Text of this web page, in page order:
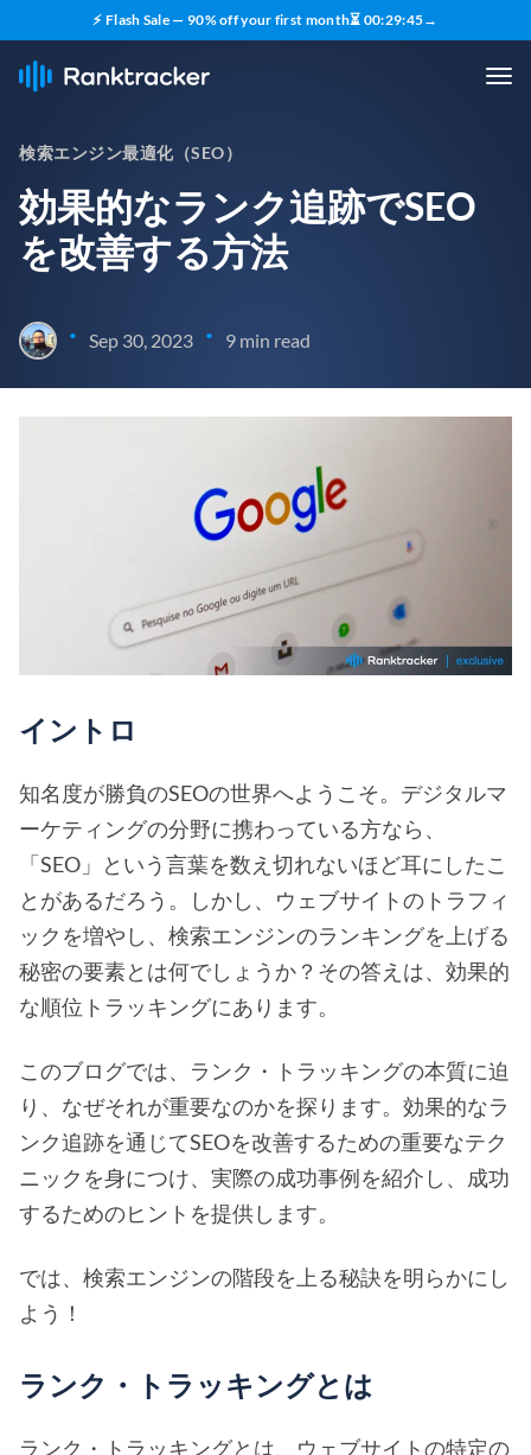
⚡ Flash Sale — 90% off your first month⏳ 00:29:43→
検索エンジン最適化（SEO）
効果的なランク追跡でSEO
を改善する方法
• Sep 30, 2023 • 9 min read
イントロ
知名度が勝負のSEOの世界へようこそ。デジタルマ
ーケティングの分野に携わっている方なら、
「SEO」という言葉を数え切れないほど耳にしたこ
とがあるだろう。しかし、ウェブサイトのトラフィ
ックを増やし、検索エンジンのランキングを上げる
秘密の要素とは何でしょうか？その答えは、効果的
な順位トラッキングにあります。
このブログでは、ランク・トラッキングの本質に迫
り、なぜそれが重要なのかを探ります。効果的なラ
ンク追跡を通じてSEOを改善するための重要なテク
ニックを身につけ、実際の成功事例を紹介し、成功
するためのヒントを提供します。
では、検索エンジンの階段を上る秘訣を明らかにし
よう！
ランク・トラッキングとは
ランク・トラッキングとは、ウェブサイトの特定の